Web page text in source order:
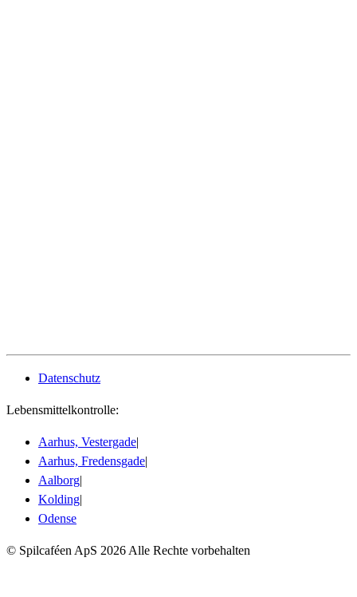
Datenschutz
Lebensmittelkontrolle:
Aarhus, Vestergade|
Aarhus, Fredensgade|
Aalborg|
Kolding|
Odense
© Spilcaféen ApS 2026 Alle Rechte vorbehalten